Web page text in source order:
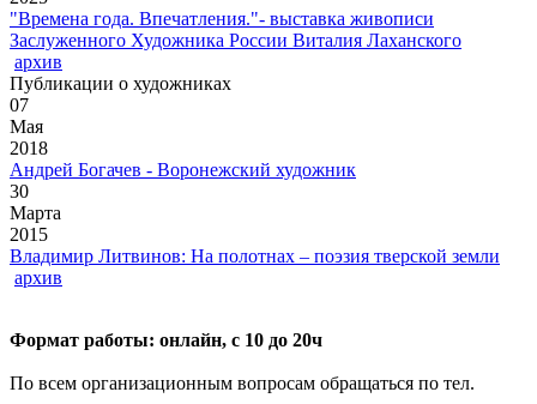
"Времена года. Впечатления."- выставка живописи
Заслуженного Художника России Виталия Лаханского
архив
Публикации о художниках
07
Мая
2018
Андрей Богачев - Воронежский художник
30
Марта
2015
Владимир Литвинов: На полотнах – поэзия тверской земли
архив
Формат работы: онлайн, с 10 до 20ч
По всем организационным вопросам обращаться по тел.